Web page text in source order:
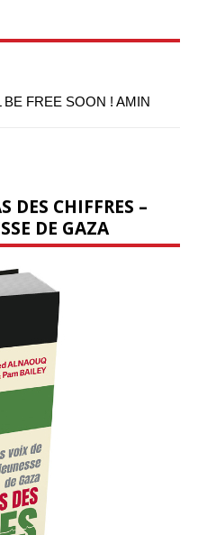
BE FREE SOON ! AMIN
DES CHIFFRES –
DE GAZA